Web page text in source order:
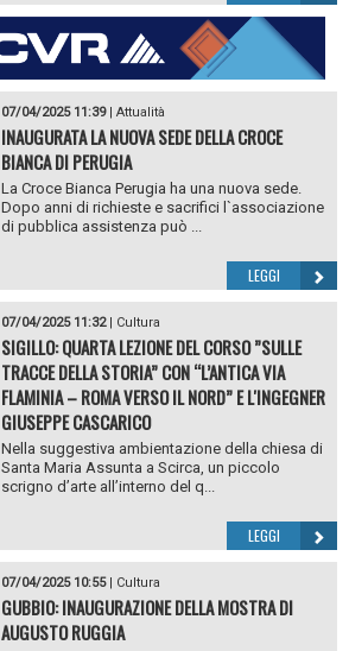
07/04/2025 11:39| Attualità
INAUGURATA LA NUOVA SEDE DELLA CROCE
BIANCA DI PERUGIA
La Croce Bianca Perugia ha una nuova sede.
Dopo anni di richieste e sacrifici l`associazione
di pubblica assistenza può ...
LEGGI
07/04/2025 11:32| Cultura
SIGILLO: QUARTA LEZIONE DEL CORSO ”SULLE
TRACCE DELLA STORIA” CON “L’ANTICA VIA
FLAMINIA – ROMA VERSO IL NORD” E L'INGEGNER
GIUSEPPE CASCARICO
Nella suggestiva ambientazione della chiesa di
Santa Maria Assunta a Scirca, un piccolo
scrigno d’arte all’interno del q...
LEGGI
07/04/2025 10:55| Cultura
GUBBIO: INAUGURAZIONE DELLA MOSTRA DI
AUGUSTO RUGGIA